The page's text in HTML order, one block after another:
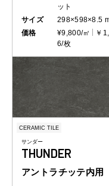
ット
サイズ
298×598×8.5
価格
¥9,800/㎡
￥
6/枚
CERAMIC TILE
サンダー
THUNDER
アントラチッテ内用